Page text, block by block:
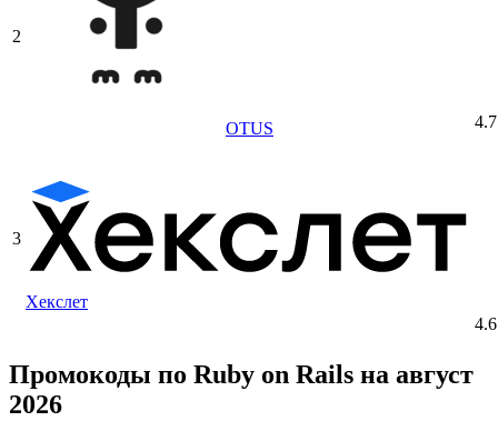
2
OTUS 4.7
3
Хекслет
4.6
Промокоды по Ruby on Rails на август
2026